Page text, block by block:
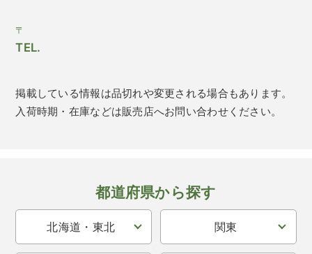
〒
TEL.
掲載している情報は品切れや変更される場合もあります。
入荷時期・在庫などは販売店へお問い合わせください。
都道府県から探す
北海道・東北 関東